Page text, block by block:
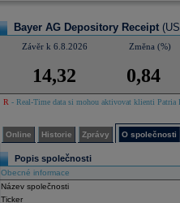
Bayer AG Depository Receipt
Závěr k 6.8.2026 Změna (%)
14,32 0,84
R - Real-Time data si mohou aktivovat klienti
Online Historie Zprávy O společnosti
Popis společnosti
Obecné informace
Název společnosti
Ticker